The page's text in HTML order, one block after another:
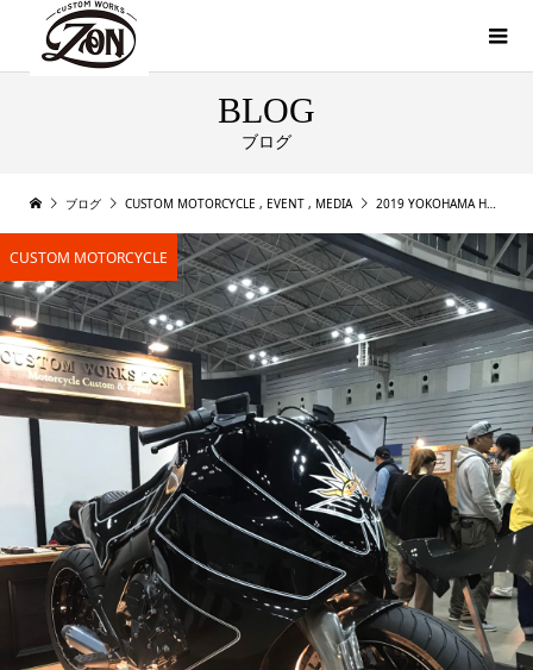
BLOG
ブログ
ブログ CUSTOM MOTORCYCLE , EVENT , MEDIA 2019 YOKOHAMA HOT ROD CUSTOM SHOW （横浜ホットロッドカスタムショー）
CUSTOM MOTORCYCLE